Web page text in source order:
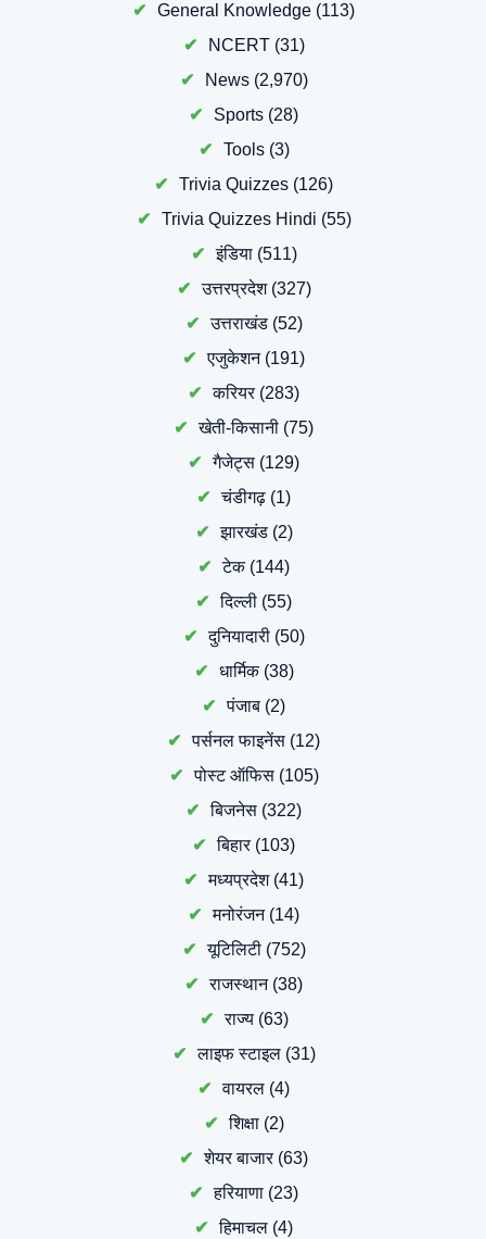
General Knowledge (113)
NCERT(31)
News(2,970)
Sports (28)
Tools(3)
Trivia Quizzes (126)
Trivia Quizzes Hindi (55)
इंडिया(511)
उत्तरप्रदेश(327)
उत्तराखंड(52)
एजुकेशन(191)
करियर(283)
खेती-किसानी (75)
गैजेट्स (129)
चंडीगढ़ (1)
झारखंड(2)
टेक(144)
दिल्ली (55)
दुनियादारी(50)
धार्मिक(38)
पंजाब (2)
पर्सनल फाइनेंस (12)
पोस्ट ऑफिस(105)
बिजनेस (322)
बिहार(103)
मध्यप्रदेश(41)
मनोरंजन(14)
यूटिलिटी(752)
राजस्थान(38)
राज्य(63)
लाइफ स्टाइल(31)
वायरल (4)
शिक्षा(2)
शेयर बाजार(63)
हरियाणा (23)
हिमाचल (4)